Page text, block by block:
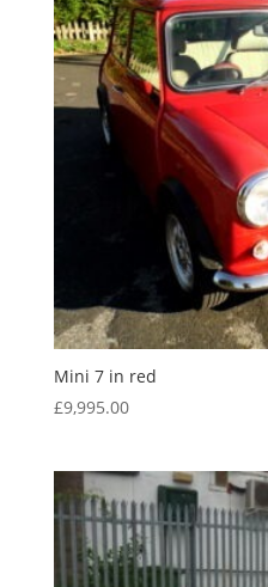
Mini 7 in red
£9,995.00